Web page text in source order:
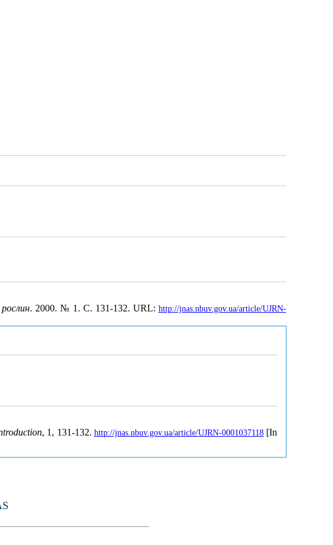
. 2000. № 1. С. 131-132. URL: http://jnas.nbuv.gov.ua/article/UJRN-
, 1, 131-132. http://jnas.nbuv.gov.ua/article/UJRN-0001037118[In